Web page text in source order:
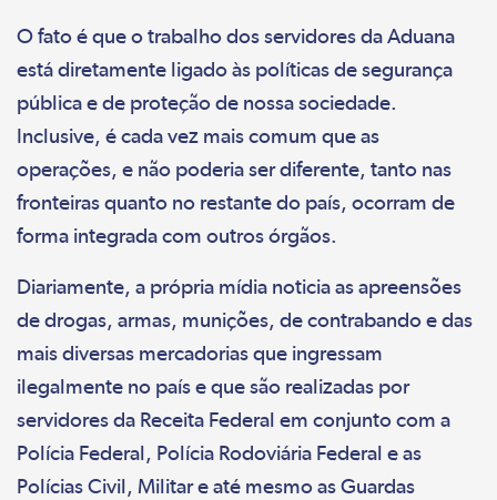
O fato é que o trabalho dos servidores da Aduana
está diretamente ligado às políticas de segurança
pública e de proteção de nossa sociedade.
Inclusive, é cada vez mais comum que as
operações, e não poderia ser diferente, tanto nas
fronteiras quanto no restante do país, ocorram de
forma integrada com outros órgãos.
Diariamente, a própria mídia noticia as apreensões
de drogas, armas, munições, de contrabando e das
mais diversas mercadorias que ingressam
ilegalmente no país e que são realizadas por
servidores da Receita Federal em conjunto com a
Polícia Federal, Polícia Rodoviária Federal e as
Polícias Civil, Militar e até mesmo as Guardas